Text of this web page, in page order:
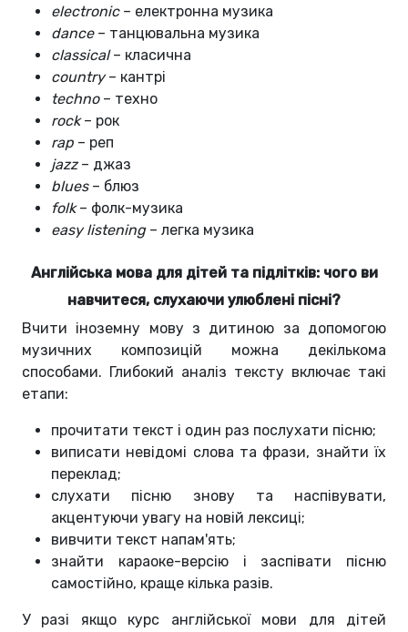
electronic – електронна музика
dance – танцювальна музика
classical– класична
country– кантрі
techno – техно
rock– рок
rap – реп
jazz – джаз
blues – блюз
folk– фолк-музика
easy listening– легка музика
Англійська мова для дітей та підлітків: чого ви
навчитеся, слухаючи улюблені пісні?
Вчити іноземну мову з дитиною за допомогою
музичних композицій можна декількома
способами. Глибокий аналіз тексту включає такі
етапи:
прочитати текст і один раз послухати пісню;
виписати невідомі слова та фрази, знайти їх
переклад;
слухати пісню знову та наспівувати,
акцентуючи увагу на новій лексиці;
вивчити текст напам'ять;
знайти караоке-версію і заспівати пісню
самостійно, краще кілька разів.
У разі якщо курс англійської мови для дітей